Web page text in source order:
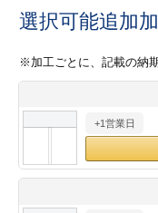
ックカード印刷
業ツール印刷
＆盛り上げ印刷
方法
/送料について
ックカード名刺
ムカード
型マル型印刷
加工指示ガイド
ックカード
ード印刷
り
プル請求
24
25 26 27
1
2 3
9 10
14
15 16 17
選択可能追加
※加工ごとに、記載の納
+1営業日